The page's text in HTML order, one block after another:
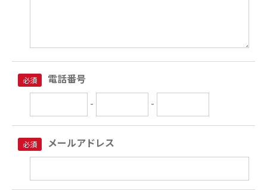
必須
電話番号
-
-
必須 メールアドレス